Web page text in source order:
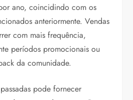
ano, coincidindo com os
anteriormente. Vendas
com mais frequência,
períodos promocionais ou
da comunidade.
pode fornecer